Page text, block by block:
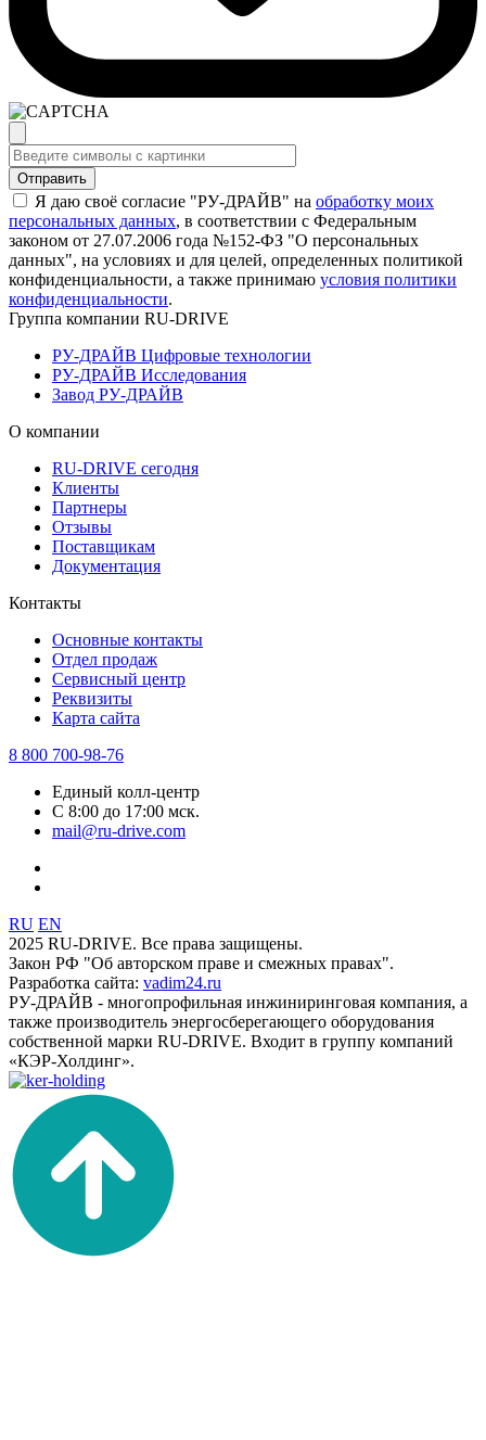
Я даю своё согласие "РУ-ДРАЙВ" на обработку моих
персональных данных, в соответствии с Федеральным
законом от 27.07.2006 года №152-ФЗ "О персональных
данных", на условиях и для целей, определенных политикой
конфиденциальности, а также принимаю условия политики
конфиденциальности.
Группа компании RU-DRIVE
РУ-ДРАЙВ Цифровые технологии
РУ-ДРАЙВ Исследования
Завод РУ-ДРАЙВ
О компании
RU-DRIVE сегодня
Клиенты
Партнеры
Отзывы
Поставщикам
Документация
Контакты
Основные контакты
Отдел продаж
Сервисный центр
Реквизиты
Карта сайта
8 800 700-98-76
Единый колл-центр
С 8:00 до 17:00 мск.
mail@ru-drive.com
RU EN
2025 RU-DRIVE. Все права защищены.
Закон РФ "Об авторском праве и смежных правах".
Разработка сайта: vadim24.ru
РУ-ДРАЙВ - многопрофильная инжиниринговая компания, а
также производитель энергосберегающего оборудования
собственной марки RU-DRIVE. Входит в группу компаний
«КЭР-Холдинг».